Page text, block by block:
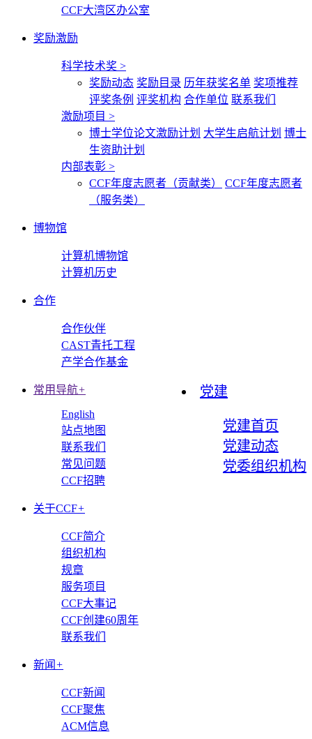
CCF大湾区办公室
奖励激励
科学技术奖 >
奖励动态 奖励目录 历年获奖名单 奖项推荐
评奖条例 评奖机构 合作单位 联系我们
激励项目 >
博士学位论文激励计划 大学生启航计划 博士
生资助计划
内部表彰 >
CCF年度志愿者（贡献类）
CCF年度志愿者
（服务类）
博物馆
计算机博物馆
计算机历史
合作
合作伙伴
CAST青托工程
产学合作基金
党建
党建首页
党建动态
党委组织机构
常用导航+
English
站点地图
联系我们
常见问题
CCF招聘
关于CCF+
CCF简介
组织机构
规章
服务项目
CCF大事记
CCF创建60周年
联系我们
新闻 +
CCF新闻
CCF聚焦
ACM信息